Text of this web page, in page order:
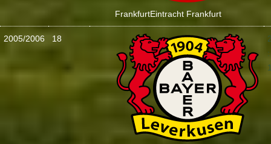
FrankfurtEintracht Frankfurt
2005/2006 18
: